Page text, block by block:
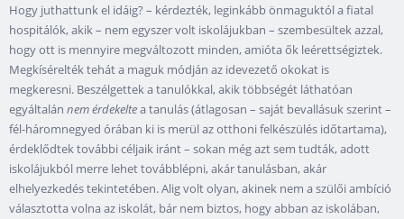
Hogy juthattunk el idáig? – kérdezték, leginkább önmaguktól a fiatal
hospitálók, akik – nem egyszer volt iskolájukban – szembesültek azzal,
hogy ott is mennyire megváltozott minden, amióta ők leérettségiztek.
Megkísérelték tehát a maguk módján az idevezető okokat is
megkeresni. Beszélgettek a tanulókkal, akik többségét láthatóan
egyáltalán nem érdekeltea tanulás (átlagosan – saját bevallásuk szerint –
fél-háromnegyed órában ki is merül az otthoni felkészülés időtartama),
érdeklődtek további céljaik iránt – sokan még azt sem tudták, adott
iskolájukból merre lehet továbblépni, akár tanulásban, akár
elhelyezkedés tekintetében. Alig volt olyan, akinek nem a szülői ambíció
választotta volna az iskolát, bár nem biztos, hogy abban az iskolában,